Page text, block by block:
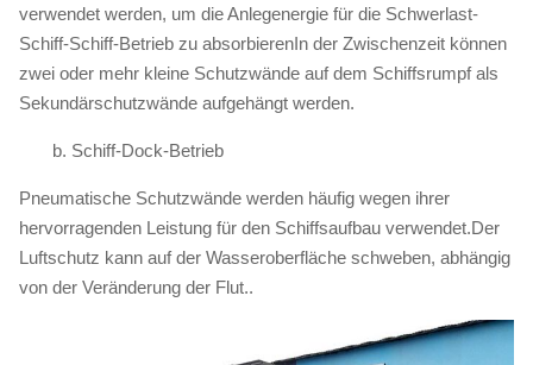
verwendet werden, um die Anlegenergie für die Schwerlast-
Schiff-Schiff-Betrieb zu absorbierenIn der Zwischenzeit können
zwei oder mehr kleine Schutzwände auf dem Schiffsrumpf als
Sekundärschutzwände aufgehängt werden.
b. Schiff-Dock-Betrieb
Pneumatische Schutzwände werden häufig wegen ihrer
hervorragenden Leistung für den Schiffsaufbau verwendet.Der
Luftschutz kann auf der Wasseroberfläche schweben, abhängig
von der Veränderung der Flut..